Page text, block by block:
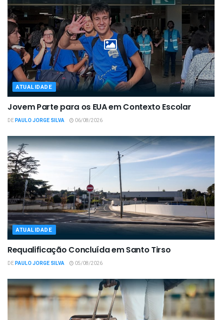
ATUALIDADE
Jovem Parte para os EUA em Contexto Escolar
DEPAULO JORGE SILVA 06/08/2026
ATUALIDADE
Requalificação Concluída em Santo Tirso
DEPAULO JORGE SILVA 05/08/2026